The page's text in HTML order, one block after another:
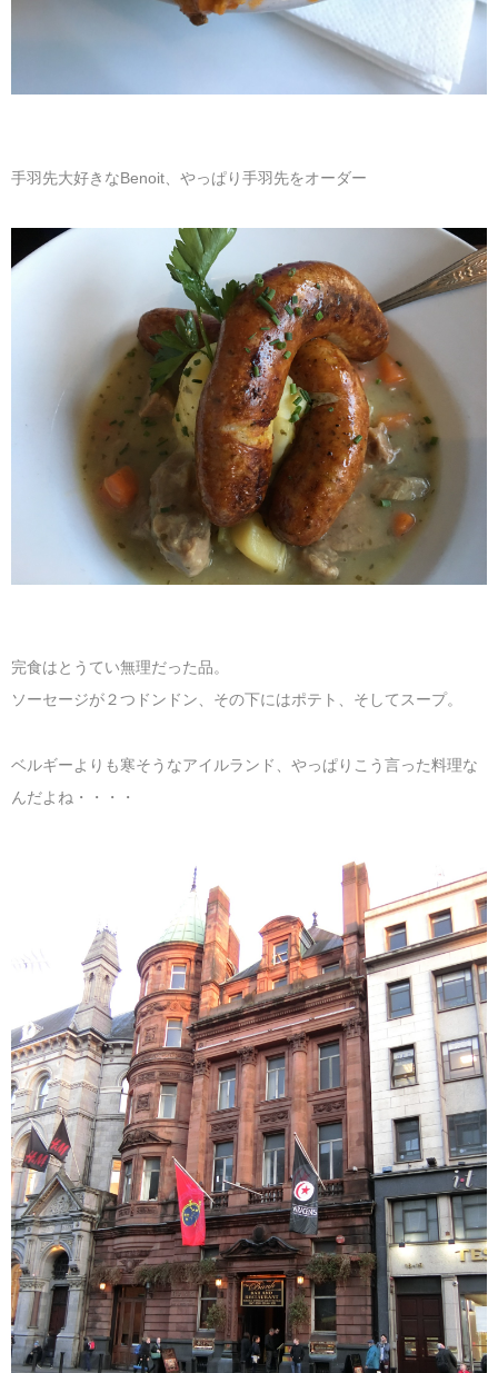
手羽先大好きなBenoit、やっぱり手羽先をオーダー
完食はとうてい無理だった品。
ソーセージが２つドンドン、その下にはポテト、そしてスープ。
ベルギーよりも寒そうなアイルランド、やっぱりこう言った料理な
んだよね・・・・